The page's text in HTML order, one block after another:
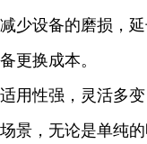
减少设备的磨损，
备更换成本。
适用性强，灵活多
场景，无论是单纯